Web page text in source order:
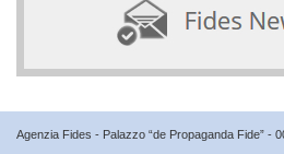
Agenzia Fides - Palazzo “de Propaganda Fide” -